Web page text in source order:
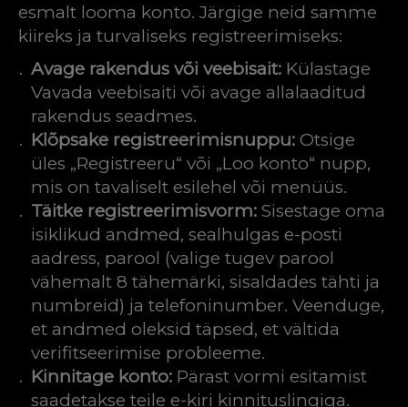
esmalt looma konto. Järgige neid samme
kiireks ja turvaliseks registreerimiseks:
Avage rakendus või veebisait: Külastage
Vavada veebisaiti või avage allalaaditud
rakendus seadmes.
Klõpsake registreerimisnuppu: Otsige
üles „Registreeru“ või „Loo konto“ nupp,
mis on tavaliselt esilehel või menüüs.
Täitke registreerimisvorm: Sisestage oma
isiklikud andmed, sealhulgas e-posti
aadress, parool (valige tugev parool
vähemalt 8 tähemärki, sisaldades tähti ja
numbreid) ja telefoninumber. Veenduge,
et andmed oleksid täpsed, et vältida
verifitseerimise probleeme.
Kinnitage konto: Pärast vormi esitamist
saadetakse teile e-kiri kinnituslingiga.